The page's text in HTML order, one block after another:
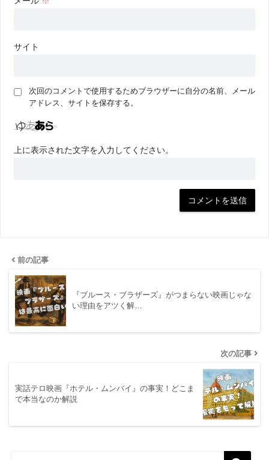
サイト
次回のコメントで使用するためブラウザーに自分の名前、メール
アドレス、サイトを保存する。
上に表示された文字を入力してください。
前の記事
『ブルース・ブラザーズ』がつまらない映画じゃな
い理由をアツく解…
次の記事
実話テロ映画『ホテル・ムンバイ』の事実！どこま
で本当なのか解説